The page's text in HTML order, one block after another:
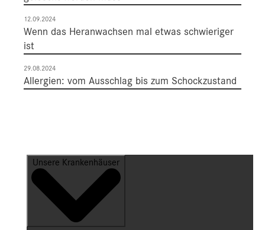
12.09.2024
Wenn das Heranwachsen mal etwas schwieriger
ist
29.08.2024
Allergien: vom Ausschlag bis zum Schockzustand
Unsere Krankenhäuser